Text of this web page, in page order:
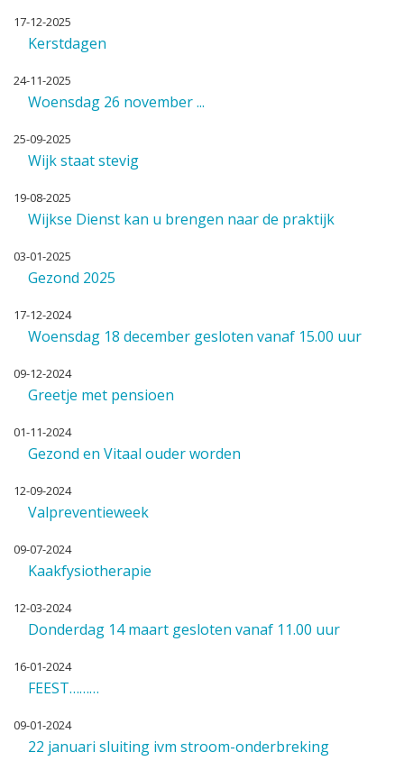
17-12-2025
Kerstdagen
24-11-2025
Woensdag 26 november ...
25-09-2025
Wijk staat stevig
19-08-2025
Wijkse Dienst kan u brengen naar de praktijk
03-01-2025
Gezond 2025
17-12-2024
Woensdag 18 december gesloten vanaf 15.00 uur
09-12-2024
Greetje met pensioen
01-11-2024
Gezond en Vitaal ouder worden
12-09-2024
Valpreventieweek
09-07-2024
Kaakfysiotherapie
12-03-2024
Donderdag 14 maart gesloten vanaf 11.00 uur
16-01-2024
FEEST………
09-01-2024
22 januari sluiting ivm stroom-onderbreking